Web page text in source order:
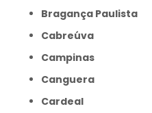
Bragança Paulista
Cabreúva
Campinas
Canguera
Cardeal